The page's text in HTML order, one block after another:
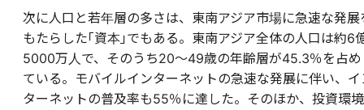
次に人口と若年層の多さは、東南アジア市場に急速な発展
もたらした｢資本｣でもある。東南アジア全体の人口は約6
5000万人で、そのうち20～49歳の年齢層が45.3％を占め
ている。モバイルインターネットの急速な発展に伴い、イ
ターネットの普及率も55％に達した。そのほか、投資環境